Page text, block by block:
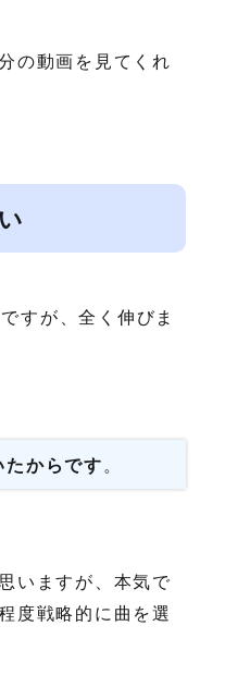
の動画を見てくれ
すが、全く伸びま
からです
いますが、本気で
度戦略的に曲を選